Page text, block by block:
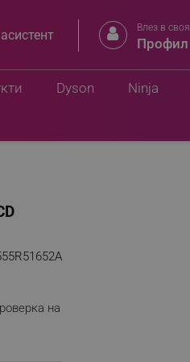
 Влез в своя
Профил
Dyson Ninja
на